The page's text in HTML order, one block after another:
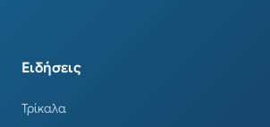
Ειδήσεις
Τρίκαλα